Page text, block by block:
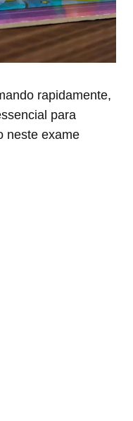
rapidamente,
para
neste exame